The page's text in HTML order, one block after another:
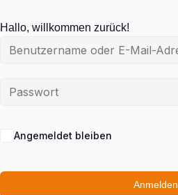
Hallo, willkommen zurück!
Angemeldet bleiben
Anmelden